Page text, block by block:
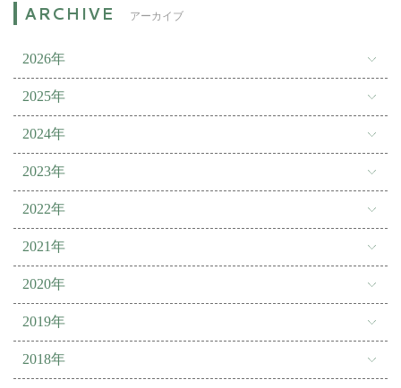
アーカイブ
2026年
2025年
2024年
2023年
2022年
2021年
2020年
2019年
2018年